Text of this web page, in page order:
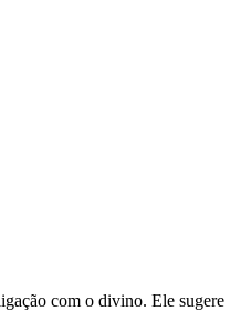
com o divino. Ele sugere